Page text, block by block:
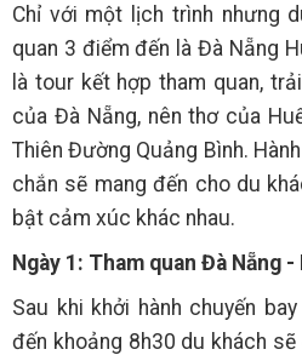
Chỉ với một lịch trình nhưng
quan 3 điểm đến là Đà Nẵng
là tour kết hợp tham quan,
của Đà Nẵng, nên thơ của
Thiên Đường Quảng Bình.
chắn sẽ mang đến cho du
bật cảm xúc khác nhau.
Ngày 1: Tham quan Đà Nẵng
Sau khi khởi hành chuyến
đến khoảng 8h30 du khách